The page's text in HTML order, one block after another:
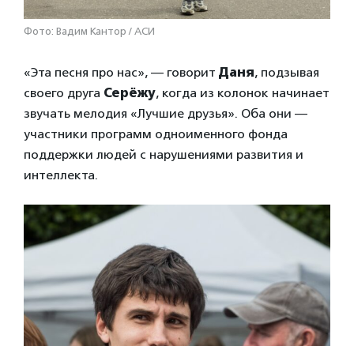
Фото: Вадим Кантор / АСИ
«Эта песня про нас», — говорит Даня, подзывая
своего друга Серёжу, когда из колонок начинает
звучать мелодия «Лучшие друзья». Оба они —
участники программ одноименного фонда
поддержки людей с нарушениями развития и
интеллекта.